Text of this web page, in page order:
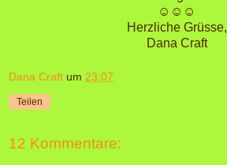
☺☺☺
Herzliche Grüsse,
Dana Craft
Dana Craft um 23:07
Teilen
12 Kommentare: